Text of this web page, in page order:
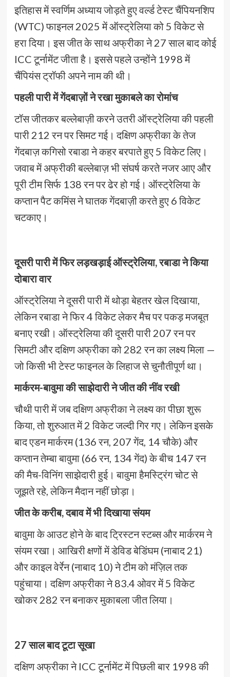
इतिहास में स्वर्णिम अध्याय जोड़ते हुए वर्ल्ड टेस्ट चैंपियनशिप
(WTC) फाइनल 2025 में ऑस्ट्रेलिया को 5 विकेट से
हरा दिया। इस जीत के साथ अफ्रीका ने 27 साल बाद कोई
ICC टूर्नामेंट जीता है। इससे पहले उन्होंने 1998 में
चैंपियंस ट्रॉफी अपने नाम की थी।
पहली पारी में गेंदबाज़ों ने रखा मुकाबले का रोमांच
टॉस जीतकर बल्लेबाज़ी करने उतरी ऑस्ट्रेलिया की पहली
पारी 212 रन पर सिमट गई। दक्षिण अफ्रीका के तेज
गेंदबाज़ कगिसो रबाडा ने कहर बरपाते हुए 5 विकेट लिए।
जवाब में अफ्रीकी बल्लेबाज़ भी संघर्ष करते नजर आए और
पूरी टीम सिर्फ 138 रन पर ढेर हो गई। ऑस्ट्रेलिया के
कप्तान पैट कमिंस ने घातक गेंदबाज़ी करते हुए 6 विकेट
चटकाए।
दूसरी पारी में फिर लड़खड़ाई ऑस्ट्रेलिया, रबाडा ने किया
दोबारा वार
ऑस्ट्रेलिया ने दूसरी पारी में थोड़ा बेहतर खेल दिखाया,
लेकिन रबाडा ने फिर 4 विकेट लेकर मैच पर पकड़ मजबूत
बनाए रखी। ऑस्ट्रेलिया की दूसरी पारी 207 रन पर
सिमटी और दक्षिण अफ्रीका को 282 रन का लक्ष्य मिला —
जो किसी भी टेस्ट फाइनल के लिहाज से चुनौतीपूर्ण था।
मार्करम-बावुमा की साझेदारी ने जीत की नींव रखी
चौथी पारी में जब दक्षिण अफ्रीका ने लक्ष्य का पीछा शुरू
किया, तो शुरुआत में 2 विकेट जल्दी गिर गए। लेकिन इसके
बाद एडन मार्करम (136 रन, 207 गेंद, 14 चौके) और
कप्तान तेम्बा बावुमा (66 रन, 134 गेंद) के बीच 147 रन
की मैच-विनिंग साझेदारी हुई। बावुमा हैमस्ट्रिंग चोट से
जूझते रहे, लेकिन मैदान नहीं छोड़ा।
जीत के करीब, दबाव में भी दिखाया संयम
बावुमा के आउट होने के बाद ट्रिस्टन स्टब्स और मार्करम ने
संयम रखा। आखिरी क्षणों में डेविड बेडिंघम (नाबाद 21)
और काइल वेर्रेन (नाबाद 10) ने टीम को मंज़िल तक
पहुंचाया। दक्षिण अफ्रीका ने 83.4 ओवर में 5 विकेट
खोकर 282 रन बनाकर मुकाबला जीत लिया।
27 साल बाद टूटा सूखा
दक्षिण अफ्रीका ने ICC टूर्नामेंट में पिछली बार 1998 की